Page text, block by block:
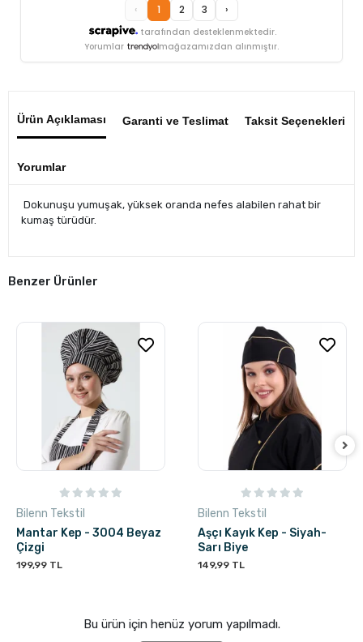
tarafından desteklenmektedir.
‹ 1 2 3 ›
Yorumlar mağazamızdan alınmıştır.
Ürün Açıklaması Garanti ve Teslimat Taksit Seçenekleri
Yorumlar
Dokunuşu yumuşak, yüksek oranda nefes alabilen rahat bir
kumaş türüdür.
Benzer Ürünler
Bilenn Tekstil
Mantar Kep - 3004 Beyaz
Çizgi
199,99 TL
Bilenn Tekstil
Aşçı Kayık Kep - Siyah-
Sarı Biye
149,99 TL
Bu ürün için henüz yorum yapılmadı.